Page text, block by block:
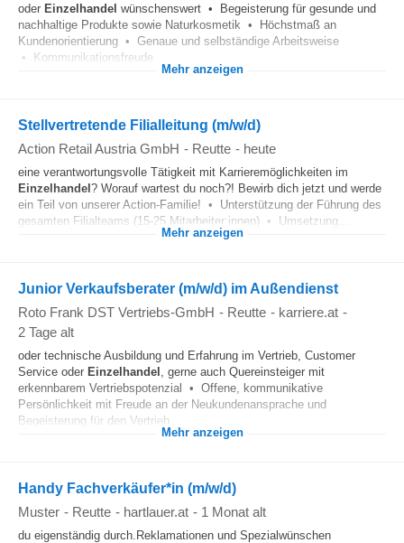
oder Einzelhandel wünschenswert • Begeisterung für gesunde und
nachhaltige Produkte sowie Naturkosmetik • Höchstmaß an
Kundenorientierung • Genaue und selbständige Arbeitsweise
• Kommunikationsfreude...
Mehr anzeigen
Stellvertretende Filialleitung (m/w/d)
Action Retail Austria GmbH - Reutte - heute
eine verantwortungsvolle Tätigkeit mit Karrieremöglichkeiten im
Einzelhandel ? Worauf wartest du noch?! Bewirb dich jetzt und werde
ein Teil von unserer Action-Familie! • Unterstützung der Führung des
gesamten Filialteams (15-25 Mitarbeiter:innen) • Umsetzung...
Mehr anzeigen
Junior Verkaufsberater (m/w/d) im Außendienst
Roto Frank DST Vertriebs-GmbH - Reutte - karriere.at -
2 Tage alt
oder technische Ausbildung und Erfahrung im Vertrieb, Customer
Service oder Einzelhandel , gerne auch Quereinsteiger mit
erkennbarem Vertriebspotenzial • Offene, kommunikative
Persönlichkeit mit Freude an der Neukundenansprache und
Begeisterung für den Vertrieb...
Mehr anzeigen
Handy Fachverkäufer*in (m/w/d)
Muster - Reutte - hartlauer.at - 1 Monat alt
du eigenständig durch.Reklamationen und Spezialwünschen